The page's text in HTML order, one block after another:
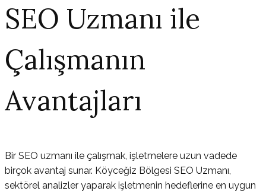
SEO Uzmanı ile
Çalışmanın
Avantajları
Bir SEO uzmanı ile çalışmak, işletmelere uzun vadede
birçok avantaj sunar. Köyceğiz Bölgesi SEO Uzmanı,
sektörel analizler yaparak işletmenin hedeflerine en uygun